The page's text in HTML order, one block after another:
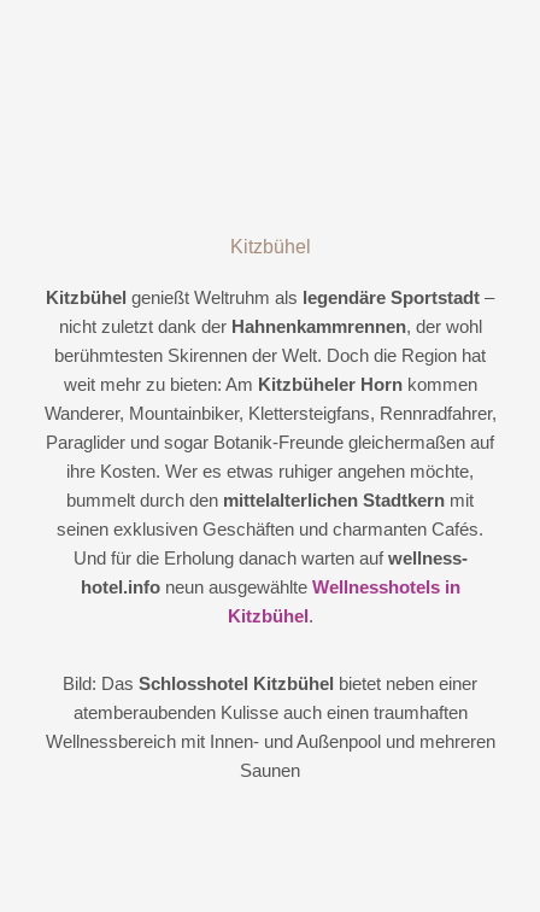
Kitzbühel
Kitzbühel genießt Weltruhm als legendäre Sportstadt –
nicht zuletzt dank der Hahnenkammrennen, der wohl
berühmtesten Skirennen der Welt. Doch die Region hat
weit mehr zu bieten: Am Kitzbüheler Hornkommen
Wanderer, Mountainbiker, Klettersteigfans, Rennradfahrer,
Paraglider und sogar Botanik-Freunde gleichermaßen auf
ihre Kosten. Wer es etwas ruhiger angehen möchte,
bummelt durch den mittelalterlichen Stadtkern mit
seinen exklusiven Geschäften und charmanten Cafés.
Und für die Erholung danach warten aufwellness-
hotel.infoneun ausgewählte Wellnesshotels in
Kitzbühel.
Bild: Das Schlosshotel Kitzbühel bietet neben einer
atemberaubenden Kulisse auch einen traumhaften
Wellnessbereich mit Innen- und Außenpool und mehreren
Saunen